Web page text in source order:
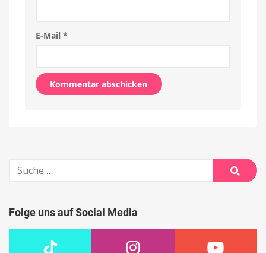
E-Mail *
Suche
nach:
Suche
Folge uns auf Social Media